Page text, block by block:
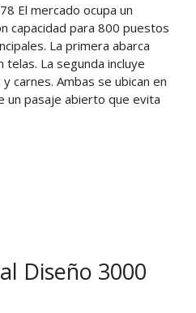
El mercado ocupa un
capacidad para 800 puestos
La primera abarca
telas. La segunda incluye
carnes. Ambas se ubican en
un pasaje abierto que evita
Diseño 3000